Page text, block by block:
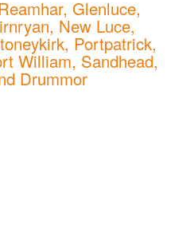
Glenluce,
New Luce,
Portpatrick,
William, Sandhead,
Drummor